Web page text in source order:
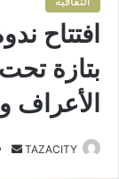
افتتاح
بتازة
الأعراف
TAZACITY